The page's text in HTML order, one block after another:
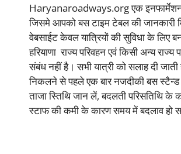
Haryanaroadways.org एक
जिसमे आपको बस टाइम टेबल की जानकारी
वेबसाईट केवल यात्रियों की सुविधा के लिए
हरियाणा राज्य परिवहन एवं किसी अन्य
संबंध नहीं है। सभी यात्री को सलाह दी
निकलने से पहले एक बार नजदीकी बस
ताजा स्तिथि जान लें, बदलती परिसतिथि के
स्टाफ की कमी के कारण समय में बदलाव हो